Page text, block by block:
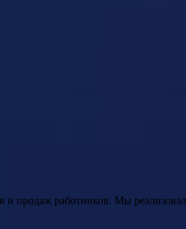
и продаж работников. Мы